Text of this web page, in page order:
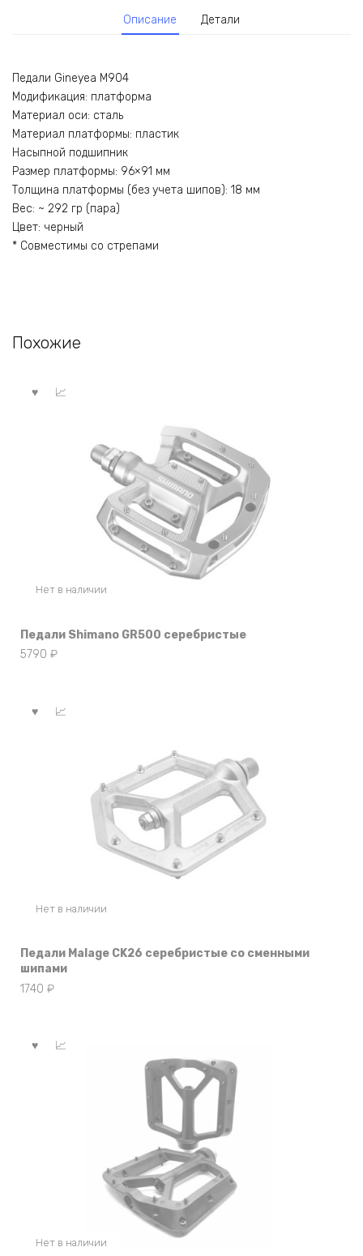
Описание Детали
Педали Gineyea M904
Модификация: платформа
Материал оси: сталь
Материал платформы: пластик
Насыпной подшипник
Размер платформы: 96×91 мм
Толщина платформы (без учета шипов): 18 мм
Вес: ~ 292 гр (пара)
Цвет: черный
* Совместимы со стрепами
Похожие
Нет в наличии
Педали Shimano GR500 серебристые
5790 ₽
Нет в наличии
Педали Malage CK26 серебристые со сменными
шипами
1740 ₽
Нет в наличии